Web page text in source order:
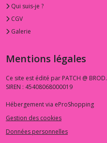
Qui suis-je ?
CGV
Galerie
Mentions légales
Ce site est édité par PATCH @ BROD.
SIREN : 45408068000019
Hébergement via eProShopping
Gestion des cookies
Données personnelles